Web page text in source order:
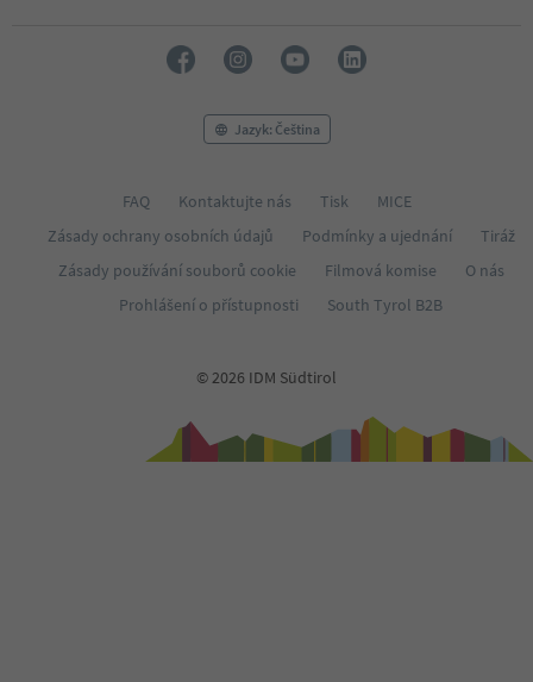
Jazyk: Čeština
FAQ Kontaktujte nás Tisk
MICE
Zásady ochrany osobních údajů
Podmínky a ujednání
Tiráž
Zásady používání souborů cookie
Filmová komise
O nás
Prohlášení o přístupnosti
South Tyrol B2B
© 2026 IDM Südtirol